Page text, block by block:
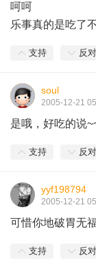
呵呵
乐事真的是吃了
支持 反对
soul
2005-12-21
是哦，好吃的说
支持 反对
yyf198794
2005-12-21
可惜你地破胃无
支持 反对